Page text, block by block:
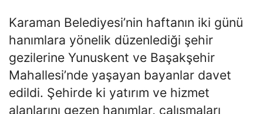
Karaman Belediyesi’nin haftanın iki günü
hanımlara yönelik düzenlediği şehir
gezilerine Yunuskent ve Başakşehir
Mahallesi’nde yaşayan bayanlar davet
edildi. Şehirde ki yatırım ve hizmet
alanlarını gezen hanımlar, çalışmaları